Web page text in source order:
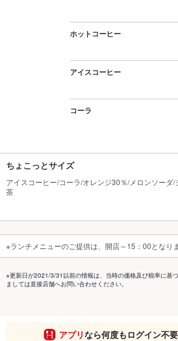
ホットコーヒー
アイスコーヒー
コーラ
ちょこっとサイズ
アイスコーヒー/コーラ/オレンジ30％/メロンソーダ
茶
※ランチメニューのご提供は、開店～15：00となりま
※更新日が2021/3/31以前の情報は、当時の価格及び税率に基
ましては直接店舗へお問い合わせください。
アプリなら何度もログイン不